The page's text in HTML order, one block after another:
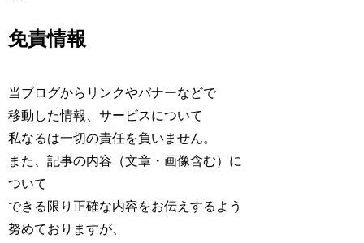
免責情報
当ブログからリンクやバナーなどで
移動した情報、サービスについて
私なるは一切の責任を負いません。
また、記事の内容（文章・画像含む）に
ついて
できる限り正確な内容をお伝えするよう
努めておりますが、